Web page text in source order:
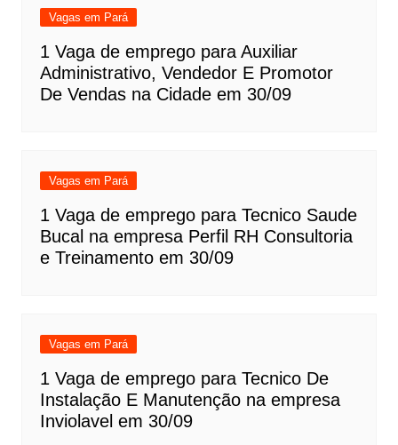
Vagas em Pará
1 Vaga de emprego para Auxiliar
Administrativo, Vendedor E Promotor
De Vendas na Cidade em 30/09
Vagas em Pará
1 Vaga de emprego para Tecnico Saude
Bucal na empresa Perfil RH Consultoria
e Treinamento em 30/09
Vagas em Pará
1 Vaga de emprego para Tecnico De
Instalação E Manutenção na empresa
Inviolavel em 30/09